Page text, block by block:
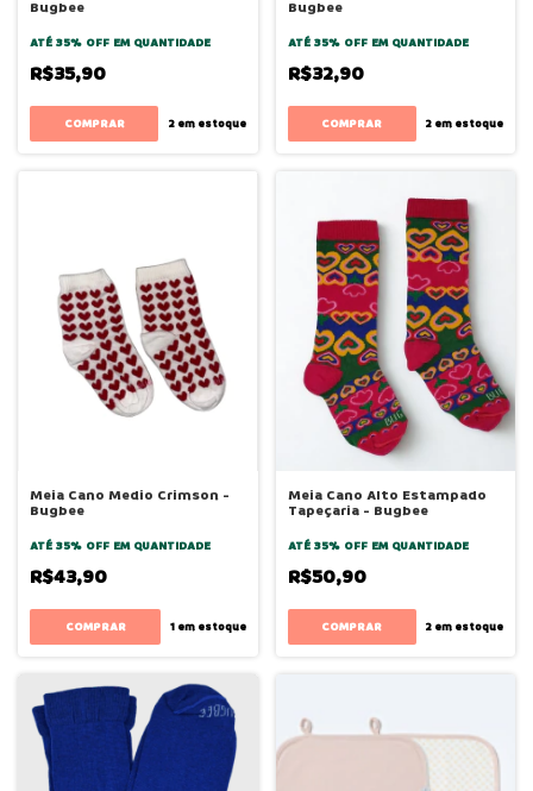
Bugbee
ATÉ 35% OFF EM QUANTIDADE
R$35,90
COMPRAR 2em estoque
Bugbee
ATÉ 35% OFF EM QUANTIDADE
R$32,90
COMPRAR 2 em estoque
Meia Cano Medio Crimson -
Bugbee
ATÉ 35% OFF EM QUANTIDADE
R$43,90
COMPRAR 1em estoque
Meia Cano Alto Estampado
Tapeçaria - Bugbee
ATÉ 35% OFF EM QUANTIDADE
R$50,90
COMPRAR 2 em estoque